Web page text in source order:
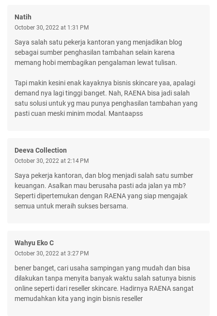
Natih
October 30, 2022 at 1:31 PM
Saya salah satu pekerja kantoran yang menjadikan blog
sebagai sumber penghasilan tambahan selain karena
memang hobi membagikan pengalaman lewat tulisan.
Tapi makin kesini enak kayaknya bisnis skincare yaa, apalagi
demand nya lagi tinggi banget. Nah, RAENA bisa jadi salah
satu solusi untuk yg mau punya penghasilan tambahan yang
pasti cuan meski minim modal. Mantaapss
Deeva Collection
October 30, 2022 at 2:14 PM
Saya pekerja kantoran, dan blog menjadi salah satu sumber
keuangan. Asalkan mau berusaha pasti ada jalan ya mb?
Seperti dipertemukan dengan RAENA yang siap mengajak
semua untuk meraih sukses bersama.
Wahyu Eko C
October 30, 2022 at 3:27 PM
bener banget, cari usaha sampingan yang mudah dan bisa
dilakukan tanpa menyita banyak waktu salah satunya bisnis
online seperti dari reseller skincare. Hadirnya RAENA sangat
memudahkan kita yang ingin bisnis reseller